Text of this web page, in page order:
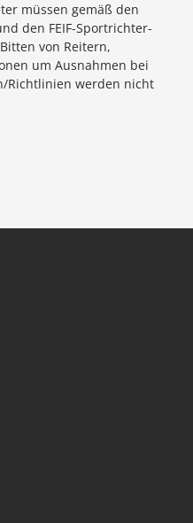
müssen gemäß den
den FEIF-Sportrichter-
von Reitern,
um Ausnahmen bei
Richtlinien werden nicht